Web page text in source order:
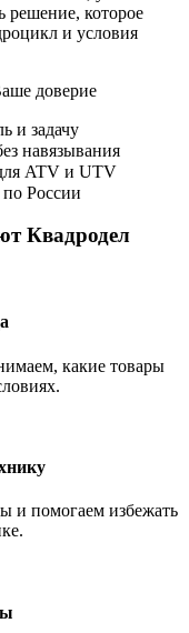
решение, которое
и условия
доверие
и задачу
навязывания
ATV и UTV
по России
Квадродел
какие товары
и помогаем избежать